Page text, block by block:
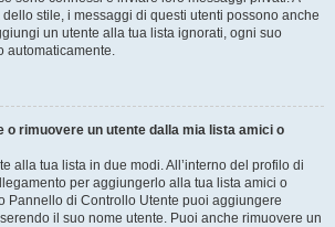
stile, i messaggi di questi utenti possono anche
un utente alla tua lista ignorati, ogni suo
automaticamente.
o rimuovere un utente dalla mia lista amici o
alla tua lista in due modi. All’interno del profilo di
per aggiungerlo alla tua lista amici o
Pannello di Controllo Utente puoi aggiungere
il suo nome utente. Puoi anche rimuovere un